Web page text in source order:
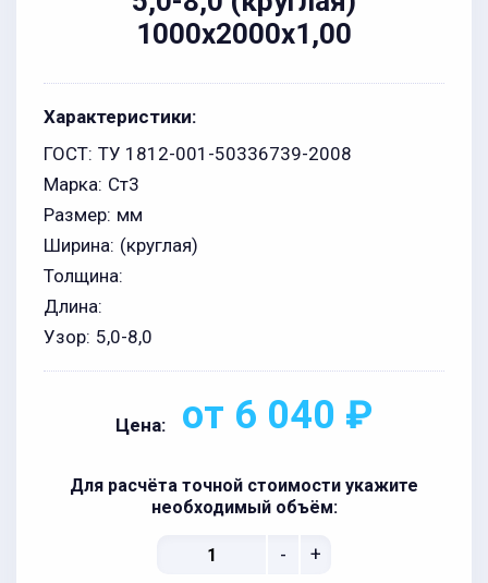
1000х2000x1,00
Характеристики:
ГОСТ: ТУ 1812-001-50336739-2008
Марка: Ст3
Размер: мм
Ширина: (круглая)
Толщина:
Длина:
Узор: 5,0-8,0
Цена: от 6 040 ₽
Для расчёта точной стоимости укажите
необходимый объём:
- +